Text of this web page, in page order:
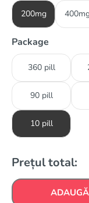
200mg
Package
360 pill
90 pill
10 pill
Prețul total: